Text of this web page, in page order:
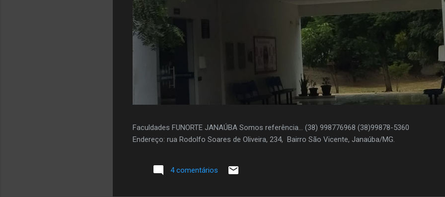
Faculdades FUNORTE JANAÚBA Somos referência... (38) 998776968 (38)99878-5360
Endereço: rua Rodolfo Soares de Oliveira, 234, Bairro São Vicente, Janaúba/MG.
4 comentários